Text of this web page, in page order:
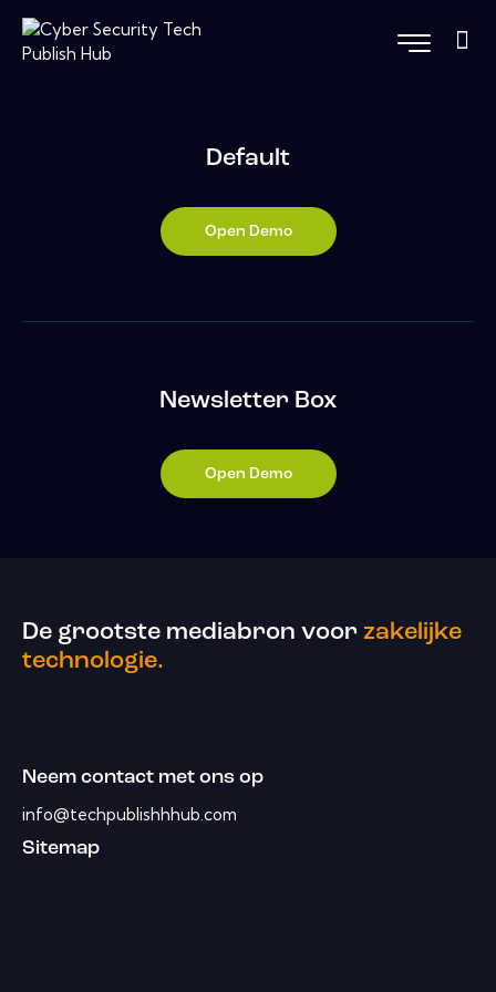
Default
Open Demo
Newsletter Box
Open Demo
De grootste mediabron voor zakelijke
technologie.
Neem contact met ons op
info@techpublishhhub.com
Sitemap